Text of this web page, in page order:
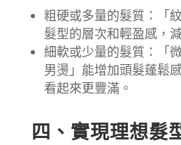
粗硬或多量的髮質：「
髮型的層次和輕盈感，
細軟或少量的髮質：「
男燙」能增加頭髮蓬鬆
看起來更豐滿。
四、實現理想髮